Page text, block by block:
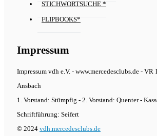
STICHWORTSUCHE *
FLIPBOOKS*
Impressum
Impressum vdh e.V. - www.mercedesclubs.de -
Ansbach
1. Vorstand: Stümpfig - 2. Vorstand: Quenter -
Schriftführung: Seifert
© 2024 vdh.mercedesclubs.de